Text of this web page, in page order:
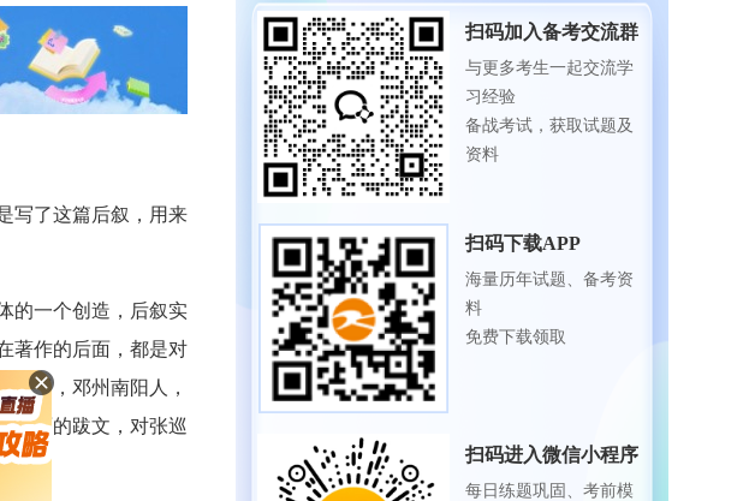
写了这篇后叙，用来
的一个创造，后叙实
著作的后面，都是对
张巡，邓州南阳人，
后面的跋文，对张巡
。
扫码加入备考交流群
与更多考生一起交流学
习经验
备战考试，获取试题及
资料
扫码下载APP
海量历年试题、备考资
料
免费下载领取
扫码进入微信小程序
每日练题巩固、考前模